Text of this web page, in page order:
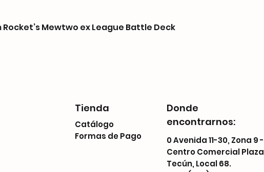
Rocket’s Mewtwo ex League Battle Deck
Tienda
Catálogo
Formas de Pago
Donde
encontrarnos:
0 Avenida 11-30, Zona 9 -
Centro Comercial Plaza
Tecún, Local 68.